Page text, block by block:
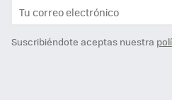
Suscribiéndote aceptas nuestra